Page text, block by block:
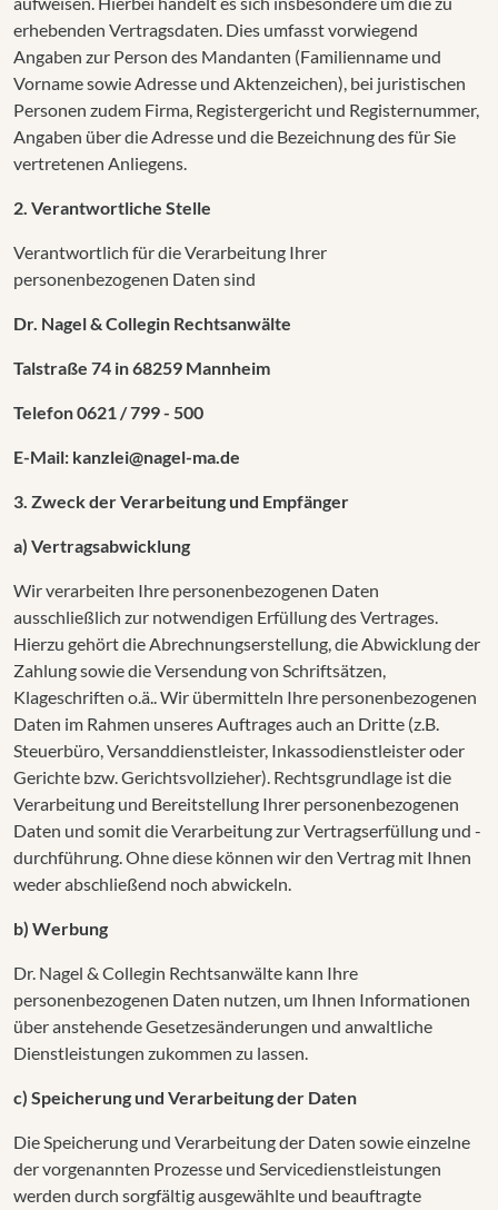
erhebenden Vertragsdaten. Dies umfasst vorwiegend
Angaben zur Person des Mandanten (Familienname und
Vorname sowie Adresse und Aktenzeichen), bei juristischen
Personen zudem Firma, Registergericht und Registernummer,
Angaben über die Adresse und die Bezeichnung des für Sie
vertretenen Anliegens.
2. Verantwortliche Stelle
Verantwortlich für die Verarbeitung Ihrer
personenbezogenen Daten sind
Dr. Nagel & Collegin Rechtsanwälte
Talstraße 74 in 68259 Mannheim
Telefon 0621 / 799 - 500
E-Mail: kanzlei@nagel-ma.de
3. Zweck der Verarbeitung und Empfänger
a) Vertragsabwicklung
Wir verarbeiten Ihre personenbezogenen Daten
ausschließlich zur notwendigen Erfüllung des Vertrages.
Hierzu gehört die Abrechnungserstellung, die Abwicklung der
Zahlung sowie die Versendung von Schriftsätzen,
Klageschriften o.ä.. Wir übermitteln Ihre personenbezogenen
Daten im Rahmen unseres Auftrages auch an Dritte (z.B.
Steuerbüro, Versanddienstleister, Inkassodienstleister oder
Gerichte bzw. Gerichtsvollzieher). Rechtsgrundlage ist die
Verarbeitung und Bereitstellung Ihrer personenbezogenen
Daten und somit die Verarbeitung zur Vertragserfüllung und -
durchführung. Ohne diese können wir den Vertrag mit Ihnen
weder abschließend noch abwickeln.
b) Werbung
Dr. Nagel & Collegin Rechtsanwälte kann Ihre
personenbezogenen Daten nutzen, um Ihnen Informationen
über anstehende Gesetzesänderungen und anwaltliche
Dienstleistungen zukommen zu lassen.
c) Speicherung und Verarbeitung der Daten
Die Speicherung und Verarbeitung der Daten sowie einzelne
der vorgenannten Prozesse und Servicedienstleistungen
werden durch sorgfältig ausgewählte und beauftragte